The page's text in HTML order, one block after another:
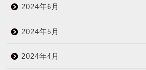
2024年6月
2024年5月
2024年4月